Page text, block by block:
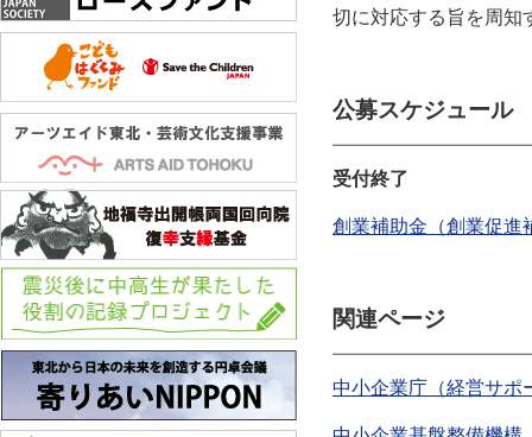
切に対応する旨を周知
公募スケジュール
受付終了
創業補助金（創業促進
関連ページ
中小企業庁（経営サポ